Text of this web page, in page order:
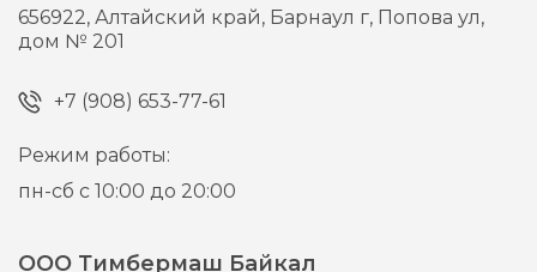
656922,Алтайский край, Барнаул г, Попова ул,
дом № 201
+7 (908) 653-77-61
Режим работы:
пн-сб с 10:00 до 20:00
ООО Тимбермаш Байкал